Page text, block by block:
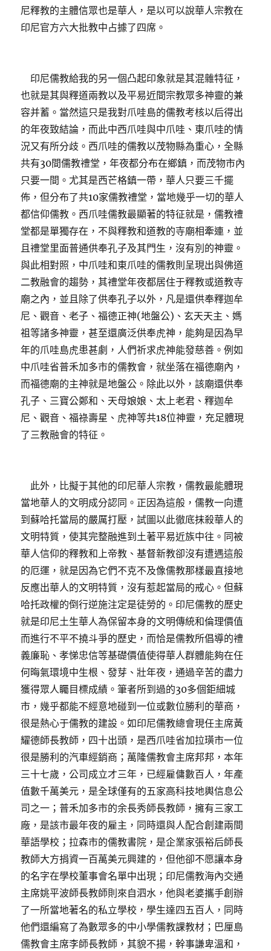
尼釋教的主體信眾也是華人，是以可以說華人宗教在
印尼官方六大批教中占據了四席。
印尼儒教給我的另一個凸起印象就是其混雜特征，
也就是其與釋道兩教以及平易近間宗教眾多神靈的兼
容并蓄。當然這只是我對爪哇島的儒教考核以后得出
的年夜致結論，而此中西爪哇與中爪哇、東爪哇的情
況又有所分歧。西爪哇的儒教以茂物縣為重心，全縣
共有30間儒教禮堂，年夜都分布在鄉鎮，而茂物市內
只要一間。尤其是西芒格鎮一帶，華人只要三千擺
佈，但分布了共10家儒教禮堂，當地幾乎一切的華人
都信仰儒教。西爪哇儒教最顯著的特征就是，儒教禮
堂都是單獨存在，不與釋教和道教的寺廟相牽連，並
且禮堂里面普通供奉孔子及其門生，沒有別的神靈。
與此相對照，中爪哇和東爪哇的儒教則呈現出與佛道
二教融會的趨勢，其禮堂年夜都居住于釋教或道教寺
廟之內，並且除了供奉孔子以外，凡是還供奉釋迦牟
尼、觀音、老子、福德正神(地盤公)、玄天天主、媽
祖等諸多神靈，甚至還廣泛供奉虎神，能夠是因為早
年的爪哇島虎患甚劇，人們祈求虎神能發慈善。例如
中爪哇省普禾加多市的儒教會，就坐落在福德廟內，
而福德廟的主神就是地盤公。除此以外，該廟還供奉
孔子、三寶公鄭和、天母娘娘、太上老君、釋迦牟
尼、觀音、福祿壽星、虎神等共18位神靈，充足體現
了三教融會的特征。
此外，比擬于其他的印尼華人宗教，儒教最能體現
當地華人的文明成分認同。正因為這般，儒教一向遭
到蘇哈托當局的嚴厲打壓，試圖以此徹底抹殺華人的
文明特質，使其完整融進到土著平易近族中往。同被
華人信仰的釋教和上帝教、基督新教卻沒有遭遇這般
的厄運，就是因為它們不克不及像儒教那樣最直接地
反應出華人的文明特質，沒有惹起當局的戒心。但蘇
哈托政權的倒行逆施注定是徒勞的。印尼儒教的歷史
就是印尼土生華人為保留本身的文明傳統和倫理價值
而進行不平不撓斗爭的歷史，而恰是儒教所倡導的禮
義廉恥、孝悌忠信等基礎價值使得華人群體能夠在任
何晦氣環境中生根、發芽、壯年夜，通過辛苦的盡力
獲得眾人矚目標成績。筆者所到過的30多個鉅細城
市，幾乎都能不經意地碰到一位或數位勝利的華商，
很是熱心于儒教的建設。如印尼儒教總會現任主席黃
耀德師長教師，四十出頭，是西爪哇省加拉璜市一位
很是勝利的汽車經銷商；萬隆儒教會主席邦邦，本年
三十七歲，公司成立才三年，已經雇傭數百人，年產
值數千萬美元，是全球僅有的五家高科技地輿信息公
司之一；普禾加多市的余長秀師長教師，擁有三家工
廠，是該市最年夜的雇主，同時還與人配合創建兩間
華語學校；拉森市的儒教書院，是企業家張裕后師長
教師大方捐資一百萬美元興建的，但他卻不愿讓本身
的名字在學校董事會名單中出現；印尼儒教海內交通
主席姚平波師長教師則來自泗水，他與老婆攜手創辦
了一所當地著名的私立學校，學生達四五百人，同時
他們還編寫了為數眾多的中小學儒教課教材；巴厘島
儒教會主席李師長教師，其貌不揚，幹事謙卑溫和，